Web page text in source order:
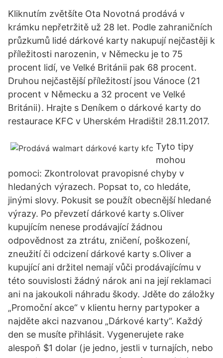
Kliknutím zvětšíte Ota Novotná prodává v
krámku nepřetržitě už 28 let. Podle zahraničních
průzkumů lidé dárkové karty nakupují nejčastěji k
příležitosti narozenin, v Německu je to 75
procent lidí, ve Velké Británii pak 68 procent.
Druhou nejčastější příležitostí jsou Vánoce (21
procent v Německu a 32 procent ve Velké
Británii). Hrajte s Deníkem o dárkové karty do
restaurace KFC v Uherském Hradišti! 28.11.2017.
Tyto tipy
mohou
pomoci: Zkontrolovat pravopisné chyby v
hledaných výrazech. Popsat to, co hledáte,
jinými slovy. Pokusit se použít obecnější hledané
výrazy. Po převzetí dárkové karty s.Oliver
kupujícím nenese prodávající žádnou
odpovědnost za ztrátu, zničení, poškození,
zneužití či odcizení dárkové karty s.Oliver a
kupující ani držitel nemají vůči prodávajícímu v
této souvislosti žádný nárok ani na její reklamaci
ani na jakoukoli náhradu škody. Jděte do záložky
„Promoční akce“ v klientu herny partypoker a
najděte akci nazvanou „Dárkové karty“. Každý
den se musíte přihlásit. Vygenerujete rake
alespoň $1 dolar (je jedno, jestli v turnajích, nebo